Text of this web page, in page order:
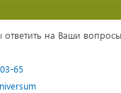
на Ваши
65